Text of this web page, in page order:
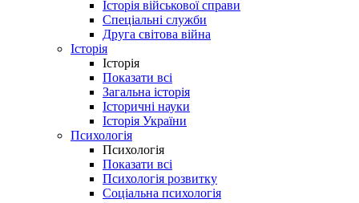
Історія військової справи
Спеціальні служби
Друга світова війна
Історія
Історія
Показати всі
Загальна історія
Історичні науки
Історія України
Психологія
Психологія
Показати всі
Психологія розвитку
Соціальна психологія